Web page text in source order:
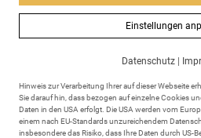
Einstellungen
Datenschutz |
Hinweis zur Verarbeitung Ihrer auf dieser Webseite
Sie darauf hin, dass bezogen auf einzelne Cookies
Daten in den USA erfolgt. Die USA werden vom
einem nach EU-Standards unzureichendem
insbesondere das Risiko, dass Ihre Daten durch US-